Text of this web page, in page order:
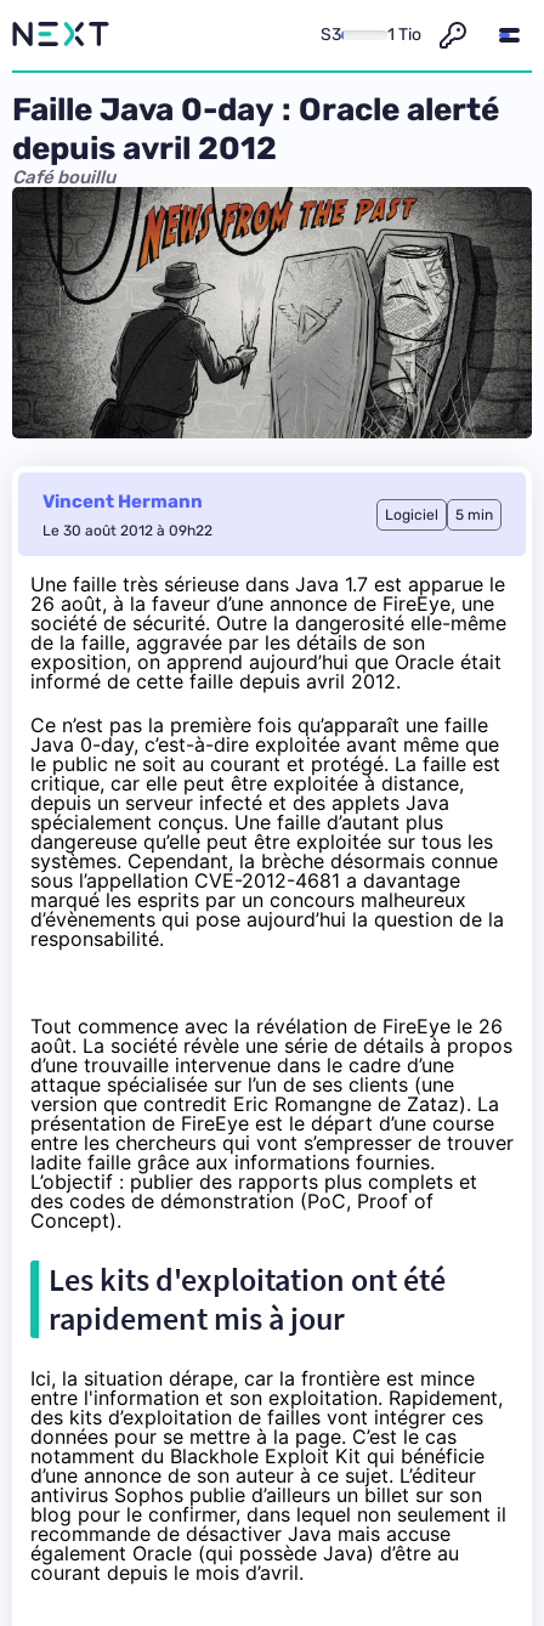
S3 1 Tio
Faille Java 0-day : Oracle alerté
depuis avril 2012
Café bouillu
Vincent Hermann
Le 30 août 2012 à 09h22
Logiciel 5 min
Une faille très sérieuse dans Java 1.7 est apparue le
26 août, à la faveur d’une annonce de FireEye, une
société de sécurité. Outre la dangerosité elle-même
de la faille, aggravée par les détails de son
exposition, on apprend aujourd’hui que Oracle était
informé de cette faille depuis avril 2012.
Ce n’est pas la première fois qu’apparaît une faille
Java 0-day, c’est-à-dire exploitée avant même que
le public ne soit au courant et protégé. La faille est
critique, car elle peut être exploitée à distance,
depuis un serveur infecté et des applets Java
spécialement conçus. Une faille d’autant plus
dangereuse qu’elle peut être exploitée sur tous les
systèmes. Cependant, la brèche désormais connue
sous l’appellation CVE-2012-4681 a davantage
marqué les esprits par un concours malheureux
d’évènements qui pose aujourd’hui la question de la
responsabilité.
Tout commence avec la révélation de FireEye le 26
août. La société révèle une série de détails à propos
d’une trouvaille intervenue dans le cadre d’une
attaque spécialisée sur l’un de ses clients (une
version que contredit Eric Romangne de Zataz). La
présentation de FireEye est le départ d’une course
entre les chercheurs qui vont s’empresser de trouver
ladite faille grâce aux informations fournies.
L’objectif : publier des rapports plus complets et
des codes de démonstration (PoC, Proof of
Concept).
Les kits d'exploitation ont été
rapidement mis à jour
Ici, la situation dérape, car la frontière est mince
entre l'information et son exploitation. Rapidement,
des kits d’exploitation de failles vont intégrer ces
données pour se mettre à la page. C’est le cas
notamment du Blackhole Exploit Kit qui bénéficie
d’une annonce de son auteur à ce sujet. L’éditeur
antivirus Sophos publie d’ailleurs un billet sur son
blog pour le confirmer, dans lequel non seulement il
recommande de désactiver Java mais accuse
également Oracle (qui possède Java) d’être au
courant depuis le mois d’avril.